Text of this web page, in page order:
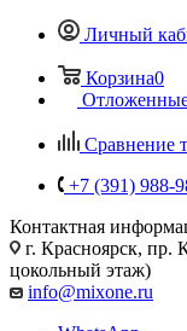
Личный
Корзина0
Сравнение
+7 (391) 988-
Контактная
г. Красноярск, пр.
цокольный этаж)
info@mixone.ru